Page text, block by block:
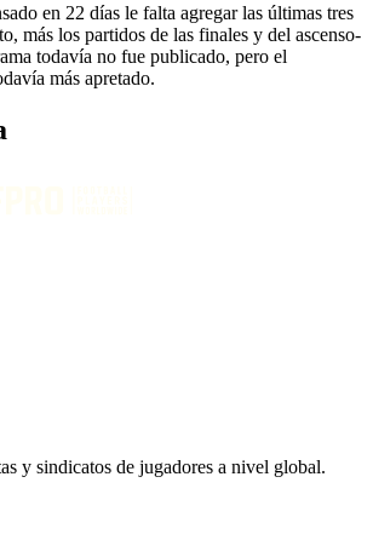
en 22 días le falta agregar las últimas tres
más los partidos de las finales y del ascenso-
todavía no fue publicado, pero el
más apretado.
y sindicatos de jugadores a nivel global.